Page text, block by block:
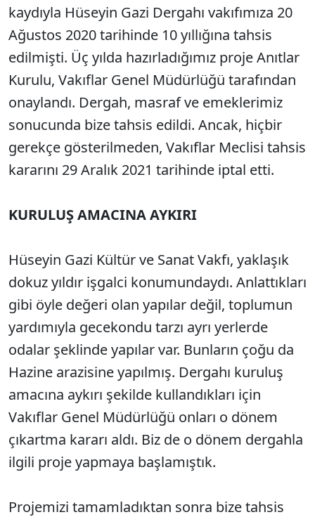
kaydıyla Hüseyin Gazi Dergahı vakıfımıza 20
Ağustos 2020 tarihinde 10 yıllığına tahsis
edilmişti. Üç yılda hazırladığımız proje Anıtlar
Kurulu, Vakıflar Genel Müdürlüğü tarafından
onaylandı. Dergah, masraf ve emeklerimiz
sonucunda bize tahsis edildi. Ancak, hiçbir
gerekçe gösterilmeden, Vakıflar Meclisi tahsis
kararını 29 Aralık 2021 tarihinde iptal etti.
KURULUŞ AMACINA AYKIRI
Hüseyin Gazi Kültür ve Sanat Vakfı, yaklaşık
dokuz yıldır işgalci konumundaydı. Anlattıkları
gibi öyle değeri olan yapılar değil, toplumun
yardımıyla gecekondu tarzı ayrı yerlerde
odalar şeklinde yapılar var. Bunların çoğu da
Hazine arazisine yapılmış. Dergahı kuruluş
amacına aykırı şekilde kullandıkları için
Vakıflar Genel Müdürlüğü onları o dönem
çıkartma kararı aldı. Biz de o dönem dergahla
ilgili proje yapmaya başlamıştık.
Projemizi tamamladıktan sonra bize tahsis